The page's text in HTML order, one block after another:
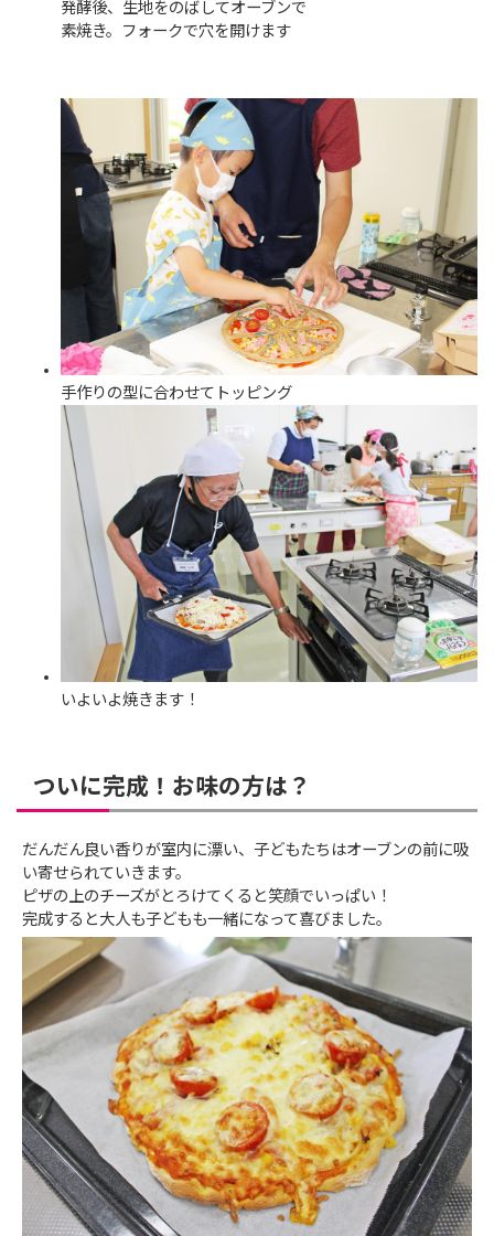
発酵後、生地をのばしてオーブンで
素焼き。フォークで穴を開けます
手作りの型に合わせてトッピング
いよいよ焼きます！
ついに完成！お味の方は？
だんだん良い香りが室内に漂い、子どもたちはオーブンの前に吸
い寄せられていきます。
ピザの上のチーズがとろけてくると笑顔でいっぱい！
完成すると大人も子どもも一緒になって喜びました。